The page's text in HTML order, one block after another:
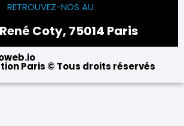
RETROUVEZ-NOS AU
Coty, 75014 Paris
Paris © Tous droits réservés